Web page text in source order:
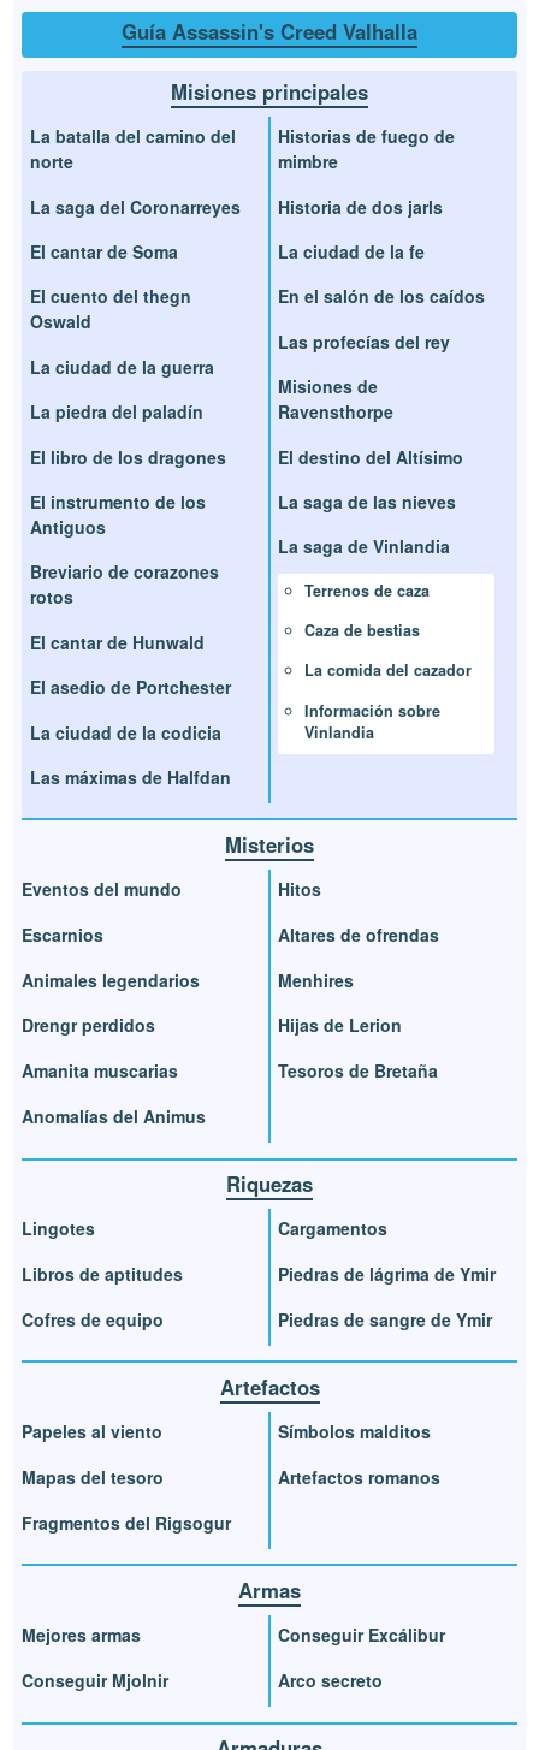
Guía Assassin's Creed Valhalla
Misiones principales
La batalla del camino del
norte
La saga del Coronarreyes
El cantar de Soma
El cuento del thegn
Oswald
La ciudad de la guerra
La piedra del paladín
El libro de los dragones
El instrumento de los
Antiguos
Breviario de corazones
rotos
El cantar de Hunwald
El asedio de Portchester
La ciudad de la codicia
Las máximas de Halfdan
Historias de fuego de
mimbre
Historia de dos jarls
La ciudad de la fe
En el salón de los caídos
Las profecías del rey
Misiones de
Ravensthorpe
El destino del Altísimo
La saga de las nieves
La saga de Vinlandia
Terrenos de caza
Caza de bestias
La comida del cazador
Información sobre
Vinlandia
Misterios
Eventos del mundo
Escarnios
Animales legendarios
Drengr perdidos
Amanita muscarias
Anomalías del Animus
Hitos
Altares de ofrendas
Menhires
Hijas de Lerion
Tesoros de Bretaña
Riquezas
Lingotes
Libros de aptitudes
Cofres de equipo
Cargamentos
Piedras de lágrima de Ymir
Piedras de sangre de Ymir
Artefactos
Papeles al viento
Mapas del tesoro
Fragmentos del Rigsogur
Símbolos malditos
Artefactos romanos
Armas
Mejores armas
Conseguir Mjolnir
Conseguir Excálibur
Arco secreto